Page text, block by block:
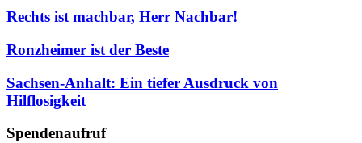
Rechts ist machbar, Herr Nachbar!
Ronzheimer ist der Beste
Sachsen-Anhalt: Ein tiefer Ausdruck von
Hilflosigkeit
Spendenaufruf